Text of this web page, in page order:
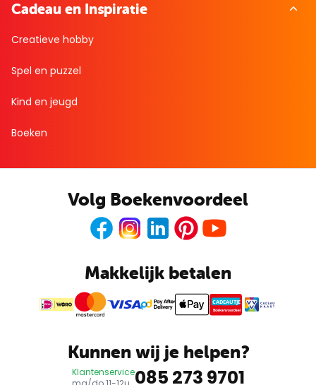
Cadeau en Inspiratie
Creatieve hobby
Spel en puzzel
Kind en jeugd
Boeken
Volg Boekenvoordeel
FacebookInstagramLinkedInPinterest
Makkelijk betalen
Boekenvoordeel
CADEAUTJE
Kunnen wij je helpen?
Klantenservice085 273 9701